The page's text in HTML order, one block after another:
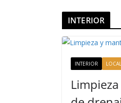
INTERIOR
INTERIOR